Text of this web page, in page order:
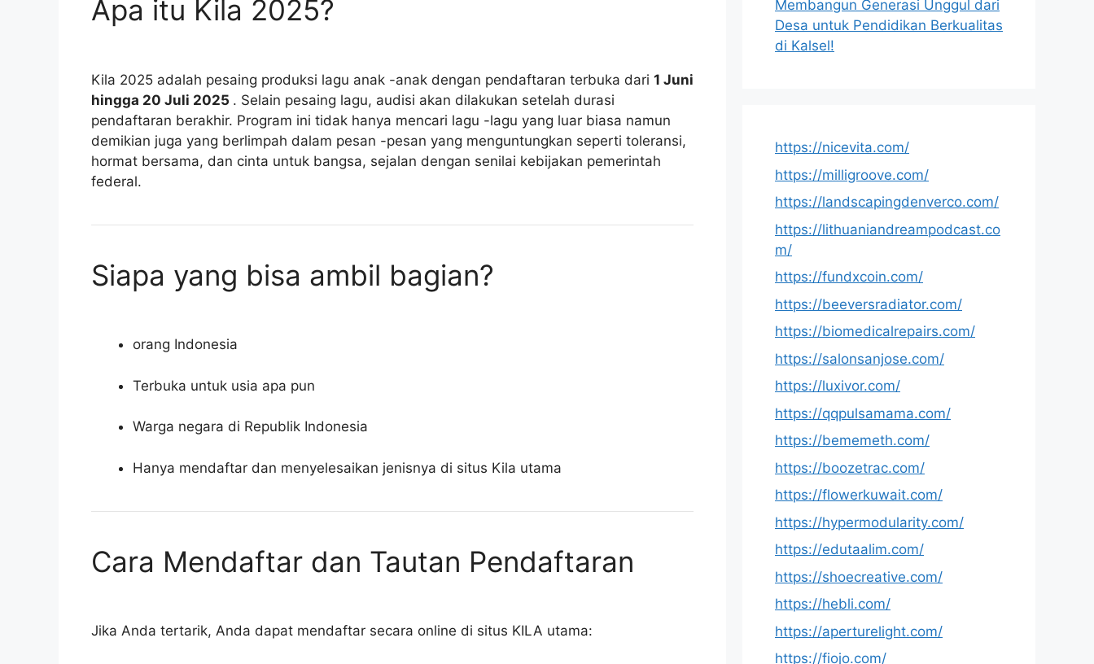
Apa itu Kila 2025?
Kila 2025 adalah pesaing produksi lagu anak -anak dengan pendaftaran terbuka dari 1 Juni
hingga 20 Juli 2025 . Selain pesaing lagu, audisi akan dilakukan setelah durasi
pendaftaran berakhir. Program ini tidak hanya mencari lagu -lagu yang luar biasa namun
demikian juga yang berlimpah dalam pesan -pesan yang menguntungkan seperti toleransi,
hormat bersama, dan cinta untuk bangsa, sejalan dengan senilai kebijakan pemerintah
federal.
Siapa yang bisa ambil bagian?
orang Indonesia
Terbuka untuk usia apa pun
Warga negara di Republik Indonesia
Hanya mendaftar dan menyelesaikan jenisnya di situs Kila utama
Cara Mendaftar dan Tautan Pendaftaran
Jika Anda tertarik, Anda dapat mendaftar secara online di situs KILA utama:
Membangun Generasi Unggul dari
Desa untuk Pendidikan Berkualitas
di Kalsel!
https://nicevita.com/
https://milligroove.com/
https://landscapingdenverco.com/
https://lithuaniandreampodcast.co
m/
https://fundxcoin.com/
https://beeversradiator.com/
https://biomedicalrepairs.com/
https://salonsanjose.com/
https://luxivor.com/
https://qqpulsamama.com/
https://bememeth.com/
https://boozetrac.com/
https://flowerkuwait.com/
https://hypermodularity.com/
https://edutaalim.com/
https://shoecreative.com/
https://hebli.com/
https://aperturelight.com/
https://fiojo.com/